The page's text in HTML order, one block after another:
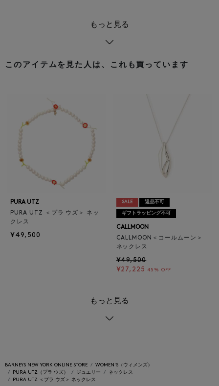
もっと見る
このアイテムを見た人は、これも買っています
PURA UTZ
PURA UTZ ＜プラ ウズ＞ ネッ
クレス
¥49,500
SALE 返品不可
ギフトラッピング不可
CALLMOON
CALLMOON＜コールムーン＞
ネックレス
¥49,500
¥27,225 45% OFF
もっと見る
BARNEYS NEW YORK ONLINE STORE
WOMEN'S（ウィメンズ）
PURA UTZ（プラ ウズ）
ジュエリー
ネックレス
PURA UTZ ＜プラ ウズ＞ ネックレス